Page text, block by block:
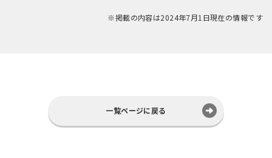
※掲載の内容は2024年7月1日現在の情報です
一覧ページに戻る